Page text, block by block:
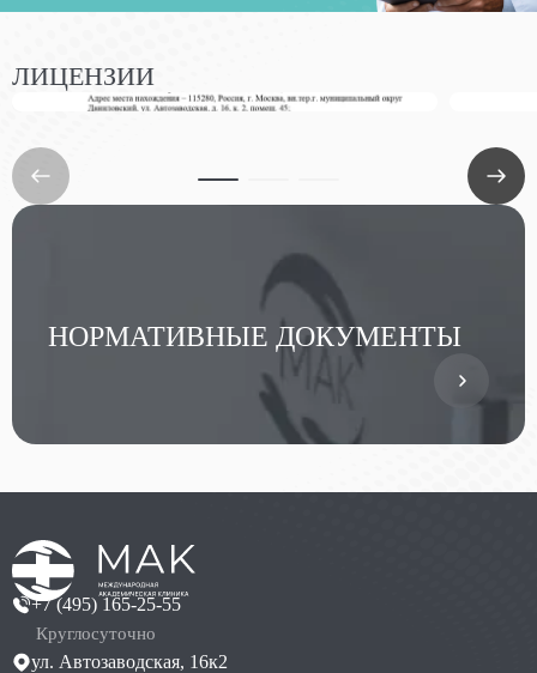
ЛИЦЕНЗИИ
НОРМАТИВНЫЕ ДОКУМЕНТЫ
Круглосуточно
+7 (495) 165-25-55
ул. Автозаводская, 16к2